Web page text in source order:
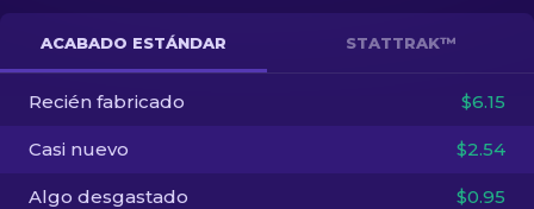
Otro
ES
ACABADO ESTÁNDAR STATTRAK™
Recién fabricado $6.15
Casi nuevo $2.54
Algo desgastado $0.95